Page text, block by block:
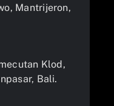
Mantrijeron,
Klod,
Bali.